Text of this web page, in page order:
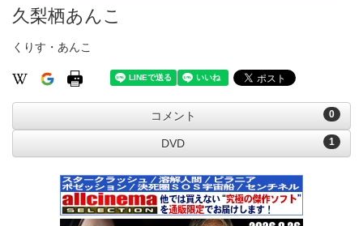
久梨栖あんこ
くりす・あんこ
0
コメント
1
DVD